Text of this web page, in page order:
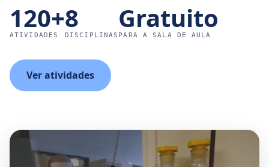
120+
ATIVIDADES
8
DISCIPLINAS
Gratuito
PARA A SALA DE AULA
Ver atividades